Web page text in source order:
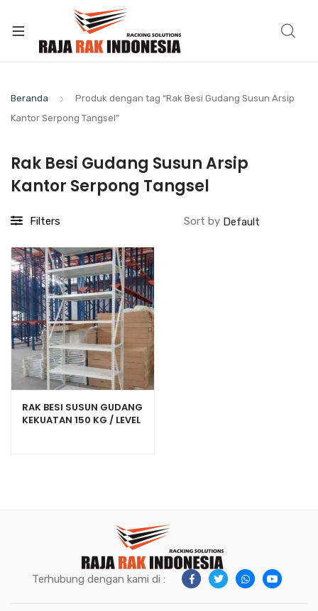
Beranda
Produk dengan tag “Rak Besi Gudang Susun Arsip
Kantor Serpong Tangsel”
Rak Besi Gudang Susun Arsip
Kantor Serpong Tangsel
Filters Sort by
RAK BESI SUSUN GUDANG
KEKUATAN 150 KG / LEVEL
Terhubung dengan kami di :